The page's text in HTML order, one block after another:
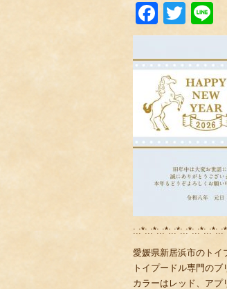
愛媛県新居浜市のトイ
トイプードル専門の
カラーはレッド、アプ